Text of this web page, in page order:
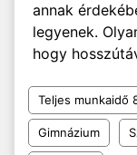
annak
legyenek.
hogy
Teljes munkaidő
Gimnázium